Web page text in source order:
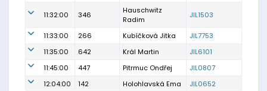
11:32:00 346
Hauschwitz
Radim
JIL1503
11:33:00 266 Kubíčková Jitka
JIL7753
11:35:00
642 Král Martin
JIL6101
11:45:00
447 Pitrmuc Ondřej
JIL0807
12:04:00
142 Holohlavská Ema JIL0652